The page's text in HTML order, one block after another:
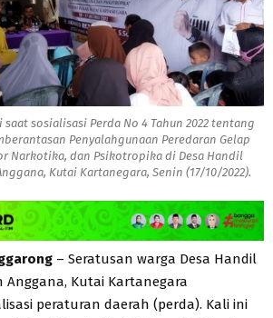
saat sosialisasi Perda No 4 Tahun 2022 tentang
Penyalahgunaan Peredaran Gelap
Narkotika, dan Psikotropika di Desa Handil
Kutai Kartanegara, Senin (17/10/2022).
– Seratusan warga Desa Handil
Anggana, Kutai Kartanegara
peraturan daerah (perda). Kali ini